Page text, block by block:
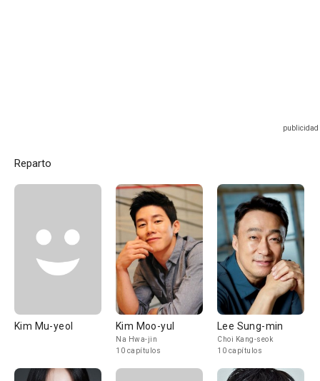
Reparto
Kim Mu-yeol Kim Moo-yul
Na Hwa-jin
10 capítulos
Lee Sung-min
Choi Kang-seok
10 capítulos